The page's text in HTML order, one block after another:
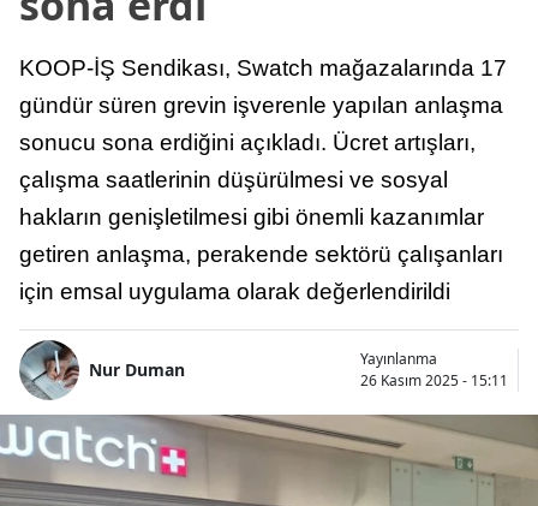
KOOP-İŞ Sendikası, Swatch mağazalarında 17
gündür süren grevin işverenle yapılan anlaşma
sonucu sona erdiğini açıkladı. Ücret artışları,
çalışma saatlerinin düşürülmesi ve sosyal
hakların genişletilmesi gibi önemli kazanımlar
getiren anlaşma, perakende sektörü çalışanları
için emsal uygulama olarak değerlendirildi
Nur Duman
Yayınlanma
26 Kasım 2025 - 15:11